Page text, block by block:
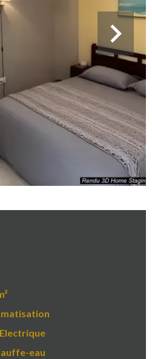
Electrique
eau